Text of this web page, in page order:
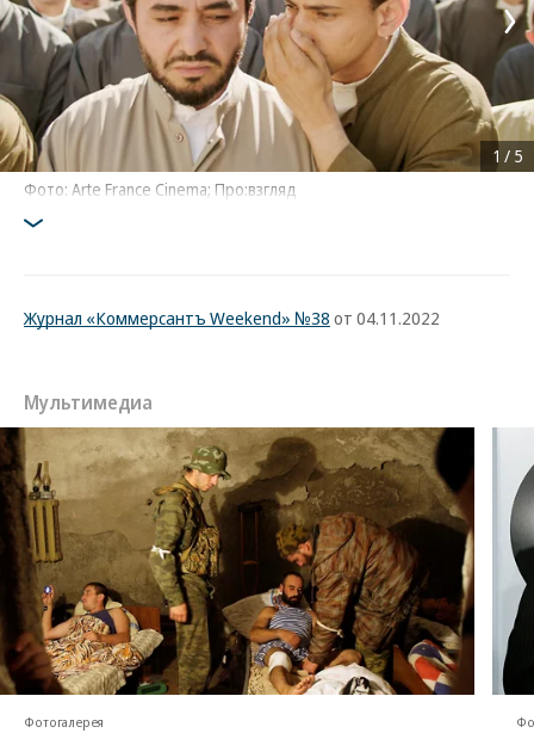
Фото: Arte France Cinema; Про:взгляд
1 / 5
Журнал «Коммерсантъ Weekend» №38 от 04.11.2022
Мультимедиа
Фотогалерея